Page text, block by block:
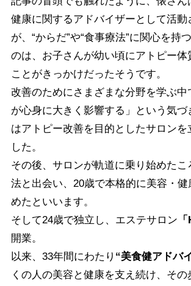
健康に関するアドバイザーとして活動
が、“からだ”や“食事療法”に関心を持
のは、お子さんが幼い頃にアトピー体
ことがきっかけだったそうです。
改善のためにさまざまな分野を学ぶ中
が心身に大きく影響する」という気づ
はアトピー改善を目的としたサロンを
した。
その後、サロンが軌道に乗り始めたこ
法と出会い、20歳で本格的に美容・
めたといいます。
そして24歳で独立し、エステサロン
開業。
以来、33年間にわたり “美食健アドバ
くの人の美容と健康を支え続け、その